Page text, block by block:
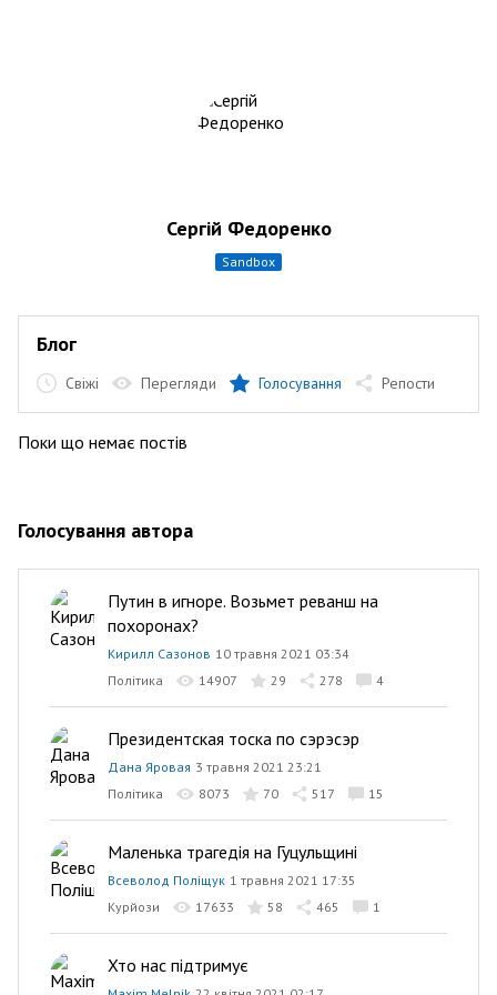
Сергій Федоренко
sandbox
Блог
Свіжі Перегляди Голосування Репости
Поки що немає постів
Голосування автора
Путин в игноре. Возьмет реванш на
похоронах?
Кирилл Сазонов 10 травня 2021 03:34
Політика
14907 29 278 4
Президентская тоска по сэрэсэр
Дана Яровая 3 травня 2021 23:21
Політика
8073 70 517 15
Маленька трагедія на Гуцульщині
Всеволод Поліщук 1 травня 2021 17:35
Курйози
17633 58 465 1
Хто нас підтримує